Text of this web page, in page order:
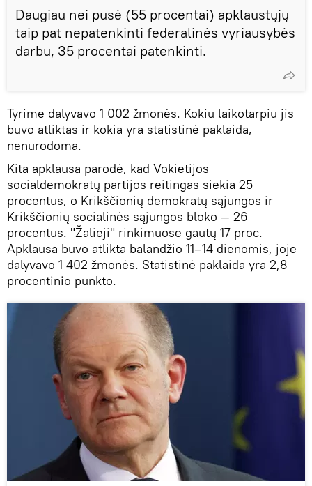
Daugiau nei pusė (55 procentai) apklaustųjų
taip pat nepatenkinti federalinės vyriausybės
darbu, 35 procentai patenkinti.
Tyrime dalyvavo 1 002 žmonės. Kokiu laikotarpiu jis
buvo atliktas ir kokia yra statistinė paklaida,
nenurodoma.
Kita apklausa parodė, kad Vokietijos
socialdemokratų partijos reitingas siekia 25
procentus, o Krikščionių demokratų sąjungos ir
Krikščionių socialinės sąjungos bloko — 26
procentus. "Žalieji" rinkimuose gautų 17 proc.
Apklausa buvo atlikta balandžio 11–14 dienomis, joje
dalyvavo 1 402 žmonės. Statistinė paklaida yra 2,8
procentinio punkto.